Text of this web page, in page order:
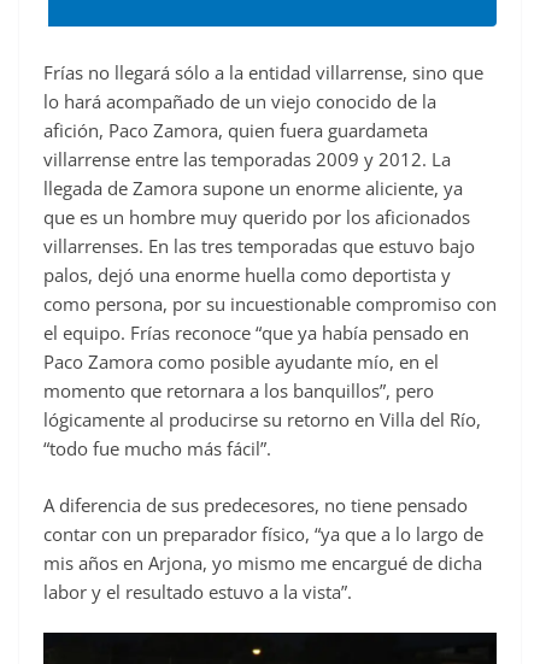
Frías no llegará sólo a la entidad villarrense, sino que
lo hará acompañado de un viejo conocido de la
afición, Paco Zamora, quien fuera guardameta
villarrense entre las temporadas 2009 y 2012. La
llegada de Zamora supone un enorme aliciente, ya
que es un hombre muy querido por los aficionados
villarrenses. En las tres temporadas que estuvo bajo
palos, dejó una enorme huella como deportista y
como persona, por su incuestionable compromiso con
el equipo. Frías reconoce “que ya había pensado en
Paco Zamora como posible ayudante mío, en el
momento que retornara a los banquillos”, pero
lógicamente al producirse su retorno en Villa del Río,
“todo fue mucho más fácil”.
A diferencia de sus predecesores, no tiene pensado
contar con un preparador físico, “ya que a lo largo de
mis años en Arjona, yo mismo me encargué de dicha
labor y el resultado estuvo a la vista”.